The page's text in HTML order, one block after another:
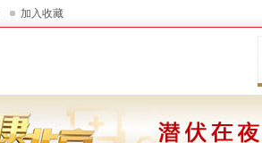
加入收藏